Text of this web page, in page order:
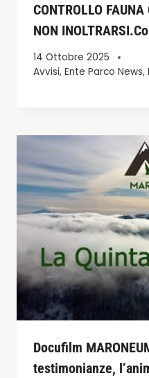
CONTROLLO
NON
14 Ottobre 2025
Avvisi, Ente Parco News,
Docufilm
testimonianze,